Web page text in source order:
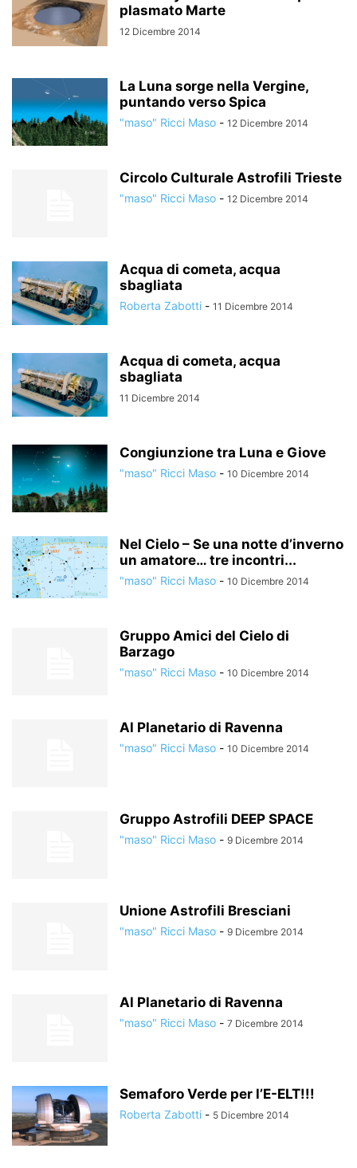
plasmato Marte
12 Dicembre 2014
La Luna sorge nella Vergine,
puntando verso Spica
"maso" Ricci Maso - 12 Dicembre 2014
Circolo Culturale Astrofili Trieste
"maso" Ricci Maso - 12 Dicembre 2014
Acqua di cometa, acqua
sbagliata
Roberta Zabotti - 11 Dicembre 2014
Acqua di cometa, acqua
sbagliata
11 Dicembre 2014
Congiunzione tra Luna e Giove
"maso" Ricci Maso - 10 Dicembre 2014
Nel Cielo – Se una notte d’inverno
un amatore… tre incontri...
"maso" Ricci Maso - 10 Dicembre 2014
Gruppo Amici del Cielo di
Barzago
"maso" Ricci Maso - 10 Dicembre 2014
Al Planetario di Ravenna
"maso" Ricci Maso - 10 Dicembre 2014
Gruppo Astrofili DEEP SPACE
"maso" Ricci Maso - 9 Dicembre 2014
Unione Astrofili Bresciani
"maso" Ricci Maso - 9 Dicembre 2014
Al Planetario di Ravenna
"maso" Ricci Maso - 7 Dicembre 2014
Semaforo Verde per l’E-ELT!!!
Roberta Zabotti - 5 Dicembre 2014